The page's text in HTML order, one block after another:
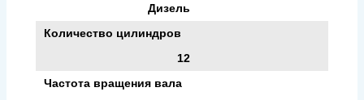
Дизель
Количество цилиндров
12
Частота вращения вала